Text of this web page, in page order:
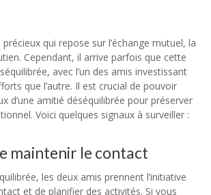
précieux qui repose sur l’échange mutuel, la
Cependant, il arrive parfois que cette
avec l’un des amis investissant
que l’autre. Il est crucial de pouvoir
d’une amitié déséquilibrée pour préserver
Voici quelques signaux à surveiller :
maintenir le contact
les deux amis prennent l’initiative
et de planifier des activités. Si vous